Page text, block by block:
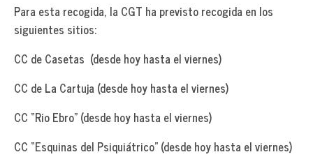
Para esta recogida, la CGT ha previsto recogida en los
siguientes sitios:
CC de Casetas (desde hoy hasta el viernes)
CC de La Cartuja (desde hoy hasta el viernes)
CC “Rio Ebro” (desde hoy hasta el viernes)
CC “Esquinas del Psiquiátrico” (desde hoy hasta el viernes)